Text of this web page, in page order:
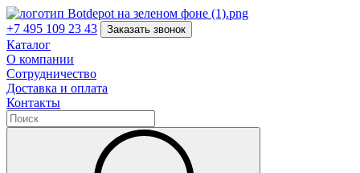
+7 495 109 23 43 Заказать звонок
Каталог
О компании
Сотрудничество
Доставка и оплата
Контакты